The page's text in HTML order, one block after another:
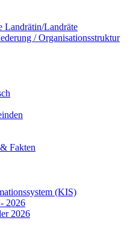
Landrätin/Landräte
/ Organisationsstruktur
Fakten
(KIS)
2026
2026